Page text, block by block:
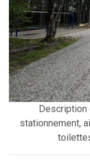
Description
stationnement,